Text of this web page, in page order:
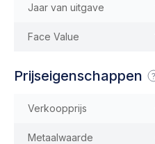
Jaar van uitgave
Face Value
Prijseigenschappen
Verkoopprijs
Metaalwaarde